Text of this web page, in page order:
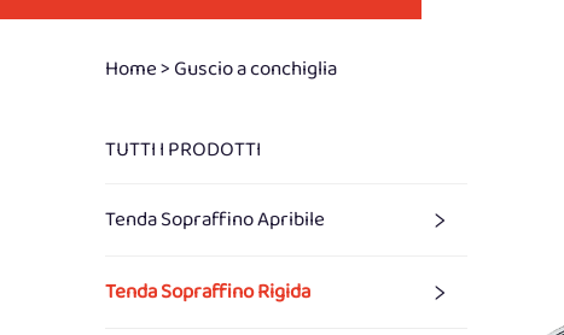
Home >Guscio a conchiglia
TUTTI I PRODOTTI
Tenda Sopraffino Apribile
Tenda Sopraffino Rigida